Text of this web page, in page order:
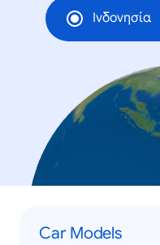
Ινδονησία
Car Models